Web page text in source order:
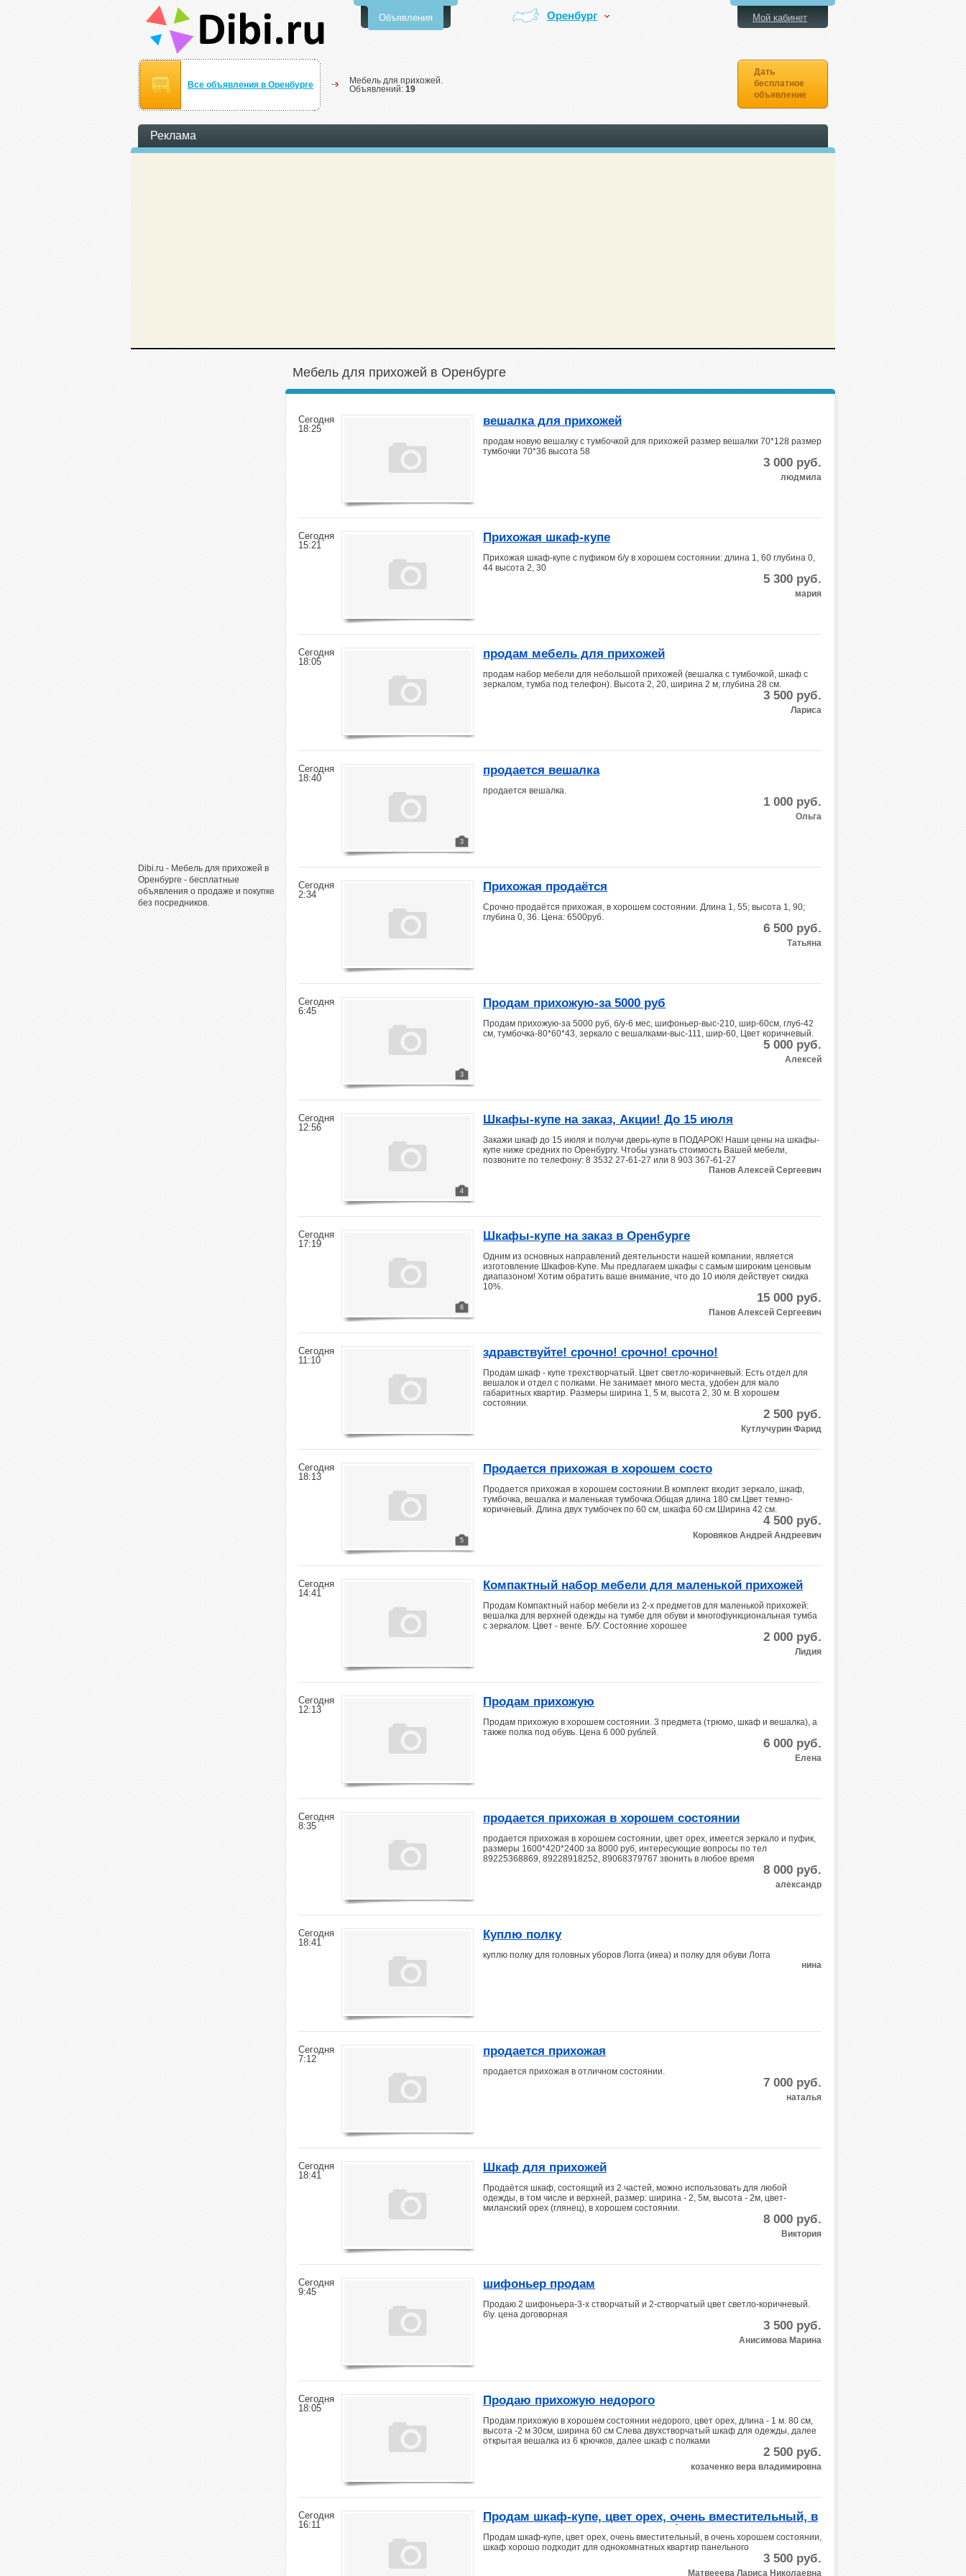
Объявления Оренбург
Все объявления в Оренбурге
Мебель для прихожей.
Объявлений: 19
Мой кабинет
Дать
бесплатное
объявление
Реклама
Dibi.ru - Мебель для прихожей в
Оренбурге - бесплатные
объявления о продаже и покупке
без посредников.
Мебель для прихожей в Оренбурге
Сегодня
18:25
вешалка для прихожей
продам новую вешалку с тумбочкой для прихожей размер вешалки 70*128 размер
тумбочки 70*36 высота 58
3 000 руб.
людмила
Сегодня
15:21
Прихожая шкаф-купе
Прихожая шкаф-купе с пуфиком б/у в хорошем состоянии: длина 1, 60 глубина 0,
44 высота 2, 30
5 300 руб.
мария
Сегодня
18:05
продам мебель для прихожей
продам набор мебели для небольшой прихожей (вешалка с тумбочкой, шкаф c
зеркалом, тумба под телефон). Высота 2, 20, ширина 2 м, глубина 28 см.
3 500 руб.
Лариса
Сегодня
18:40
3
продается вешалка
продается вешалка.
1 000 руб.
Ольга
Сегодня
2:34
Прихожая продаётся
Срочно продаётся прихожая, в хорошем состоянии. Длина 1, 55; высота 1, 90;
глубина 0, 36. Цена: 6500руб.
6 500 руб.
Татьяна
Сегодня
6:45
3
Продам прихожую-за 5000 руб
Продам прихожую-за 5000 руб, б/у-6 мес, шифоньер-выс-210, шир-60см, глуб-42
см, тумбочка-80*60*43, зеркало с вешалками-выс-111, шир-60, Цвет коричневый.
5 000 руб.
Алексей
Сегодня
12:56
4
Шкафы-купе на заказ, Акции! До 15 июля
Закажи шкаф до 15 июля и получи дверь-купе в ПОДАРОК! Наши цены на шкафы-
купе ниже средних по Оренбургу. Чтобы узнать стоимость Вашей мебели,
позвоните по телефону: 8 3532 27-61-27 или 8 903 367-61-27
Панов Алексей Сергеевич
Сегодня
17:19
6
Шкафы-купе на заказ в Оренбурге
Одним из основных направлений деятельности нашей компании, является
изготовление Шкафов-Купе. Мы предлагаем шкафы с самым широким ценовым
диапазоном! Хотим обратить ваше внимание, что до 10 июля действует скидка
10%.
15 000 руб.
Панов Алексей Сергеевич
Сегодня
11:10
здравствуйте! срочно! срочно! срочно!
Продам шкаф - купе трехстворчатый. Цвет светло-коричневый. Есть отдел для
вешалок и отдел с полками. Не занимает много места, удобен для мало
габаритных квартир. Размеры ширина 1, 5 м, высота 2, 30 м. В хорошем
состоянии.
2 500 руб.
Кутлучурин Фарид
Сегодня
18:13
5
Продается прихожая в хорошем состо
Продается прихожая в хорошем состоянии.В комплект входит зеркало, шкаф,
тумбочка, вешалка и маленькая тумбочка.Общая длина 180 см.Цвет темно-
коричневый. Длина двух тумбочек по 60 см, шкафа 60 см.Ширина 42 см.
4 500 руб.
Коровяков Андрей Андреевич
Сегодня
14:41
Компактный набор мебели для маленькой прихожей
Продам Компактный набор мебели из 2-х предметов для маленькой прихожей:
вешалка для верхней одежды на тумбе для обуви и многофункциональная тумба
с зеркалом. Цвет - венге. Б/У. Состояние хорошее
2 000 руб.
Лидия
Сегодня
12:13
Продам прихожую
Продам прихожую в хорошем состоянии. 3 предмета (трюмо, шкаф и вешалка), а
также полка под обувь. Цена 6 000 рублей.
6 000 руб.
Елена
Сегодня
8:35
продается прихожая в хорошем состоянии
продается прихожая в хорошем состоянии, цвет орех, имеется зеркало и пуфик,
размеры 1600*420*2400 за 8000 руб, интересующие вопросы по тел
89225368869, 89228918252, 89068379767 звонить в любое время
8 000 руб.
александр
Сегодня
18:41
Куплю полку
куплю полку для головных уборов Логга (икеа) и полку для обуви Логга
нина
Сегодня
7:12
продается прихожая
продается прихожая в отличном состоянии.
7 000 руб.
наталья
Сегодня
18:41
Шкаф для прихожей
Продаётся шкаф, состоящий из 2 частей, можно использовать для любой
одежды, в том числе и верхней, размер: ширина - 2, 5м, высота - 2м, цвет-
миланский орех (глянец), в хорошем состоянии.
8 000 руб.
Виктория
Сегодня
9:45
шифоньер продам
Продаю 2 шифоньера-3-х створчатый и 2-створчатый цвет светло-коричневый.
б\у. цена договорная
3 500 руб.
Анисимова Марина
Сегодня
18:05
Продаю прихожую недорого
Продам прихожую в хорошем состоянии недорого, цвет орех, длина - 1 м. 80 см,
высота -2 м 30см, ширина 60 см Слева двухстворчатый шкаф для одежды, далее
открытая вешалка из 6 крючков, далее шкаф с полками
2 500 руб.
козаченко вера владимировна
Сегодня
16:11
Продам шкаф-купе, цвет орех, очень вместительный, в
очень хорошем состоянии, шкаф хорошо подходит для
однокомнатных квартир
Продам шкаф-купе, цвет орех, очень вместительный, в очень хорошем состоянии,
шкаф хорошо подходит для однокомнатных квартир панельного
3 500 руб.
Матвееева Лариса Николаевна